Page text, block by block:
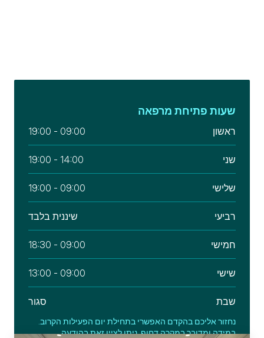
שעות פתיחת מרפאה
ראשון 09:00 - 19:00
שני 14:00 - 19:00
שלישי 09:00 - 19:00
רביעי שיננית בלבד
חמישי 09:00 - 18:30
שישי 09:00 - 13:00
שבת סגור
נחזור אליכם בהקדם האפשרי בתחילת יום הפעילות הקרוב.
במידה ומדובר במקרה דחוף, ניתן לציין זאת בהודעה.